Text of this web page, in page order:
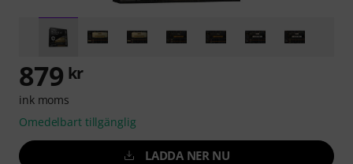
879 kr
ink moms
Omedelbart tillgänglig
LADDA NER NU